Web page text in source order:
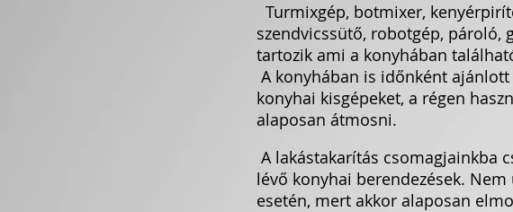
Turmixgép, botmixer,
szendvicssütő, robotgép, pároló,
tartozik ami a konyhában
A konyhában is időnként
konyhai kisgépeket, a régen
alaposan átmosni.
A lakástakarítás csomagjainkba
lévő konyhai berendezések.
esetén, mert akkor alaposan